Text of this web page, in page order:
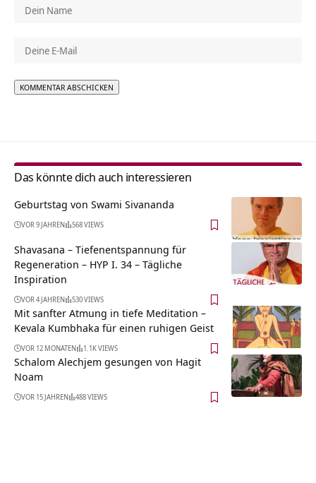
Das könnte dich auch interessieren
Geburtstag von Swami Sivananda
VOR 9 JAHREN 568 VIEWS
Shavasana – Tiefenentspannung für
Regeneration – HYP I. 34 – Tägliche
Inspiration
VOR 4 JAHREN 530 VIEWS
Mit sanfter Atmung in tiefe Meditation –
Kevala Kumbhaka für einen ruhigen Geist
VOR 12 MONATEN 1.1K VIEWS
Schalom Alechjem gesungen von Hagit
Noam
VOR 15 JAHREN 488 VIEWS